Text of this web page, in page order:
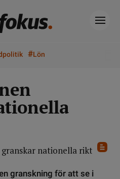
#Lön
granskning för att se i